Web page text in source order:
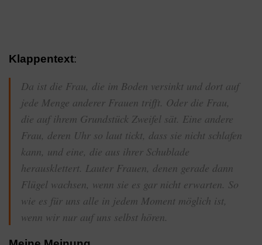
Klappentext:
Da ist die Frau, die im Boden versinkt und dort auf
jede Menge anderer Frauen trifft. Oder die Frau,
die auf ihrem Grundstück Zweifel sät. Eine andere
Frau, deren Uhr so laut tickt, dass sie nicht schlafen
kann, und eine, die aus ihrer Schublade
herausklettert. Lauter Frauen, denen gerade dann
Flügel wachsen, wenn sie es gar nicht erwarten. So
wie es für uns alle in jedem Moment möglich ist,
wenn wir nur auf uns selbst hören.